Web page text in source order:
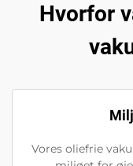
Hvorfor
Vores oliefrie